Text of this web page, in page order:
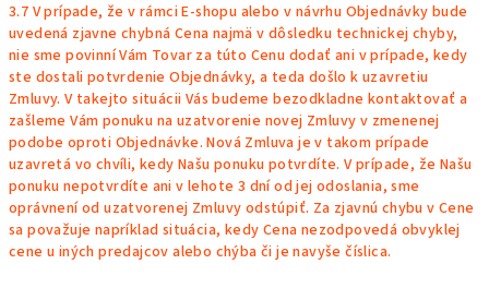
3.7 V prípade, že v rámci E-shopu alebo v návrhu Objednávky bude
uvedená zjavne chybná Cena najmä v dôsledku technickej chyby,
nie sme povinní Vám Tovar za túto Cenu dodať ani v prípade, kedy
ste dostali potvrdenie Objednávky, a teda došlo k uzavretiu
Zmluvy. V takejto situácii Vás budeme bezodkladne kontaktovať a
zašleme Vám ponuku na uzatvorenie novej Zmluvy v zmenenej
podobe oproti Objednávke. Nová Zmluva je v takom prípade
uzavretá vo chvíli, kedy Našu ponuku potvrdíte. V prípade, že Našu
ponuku nepotvrdíte ani v lehote 3 dní od jej odoslania, sme
oprávnení od uzatvorenej Zmluvy odstúpiť. Za zjavnú chybu v Cene
sa považuje napríklad situácia, kedy Cena nezodpovedá obvyklej
cene u iných predajcov alebo chýba či je navyše číslica.